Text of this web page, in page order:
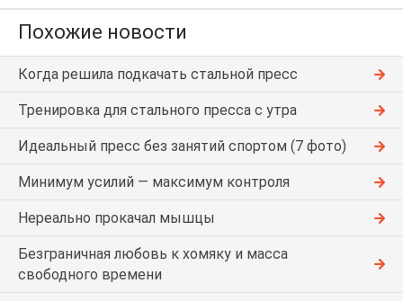
Похожие новости
Когда решила подкачать стальной пресс
Тренировка для стального пресса с утра
Идеальный пресс без занятий спортом (7 фото)
Минимум усилий — максимум контроля
Нереально прокачал мышцы
Безграничная любовь к хомяку и масса
свободного времени